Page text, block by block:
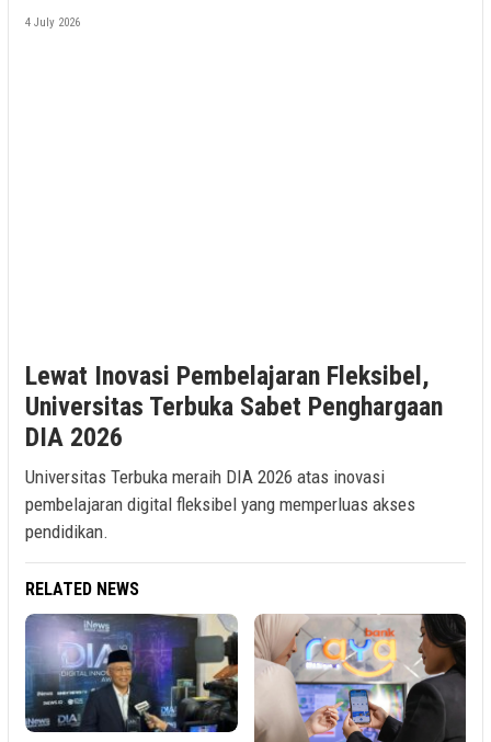
4 July 2026
Lewat Inovasi Pembelajaran Fleksibel,
Universitas Terbuka Sabet Penghargaan
DIA 2026
Universitas Terbuka meraih DIA 2026 atas inovasi
pembelajaran digital fleksibel yang memperluas akses
pendidikan.
RELATED NEWS